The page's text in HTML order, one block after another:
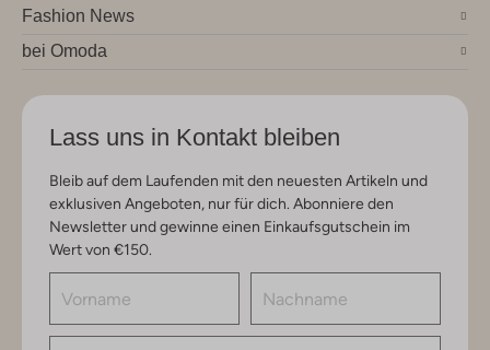
Fashion News
bei Omoda
Lass uns in Kontakt bleiben
Bleib auf dem Laufenden mit den neuesten Artikeln und
exklusiven Angeboten, nur für dich. Abonniere den
Newsletter und gewinne einen Einkaufsgutschein im
Wert von €150.